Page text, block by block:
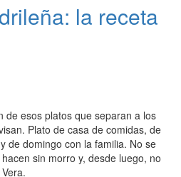
la receta
de esos platos que separan a los
Plato de casa de comidas, de
de domingo con la familia. No se
sin morro y, desde luego, no